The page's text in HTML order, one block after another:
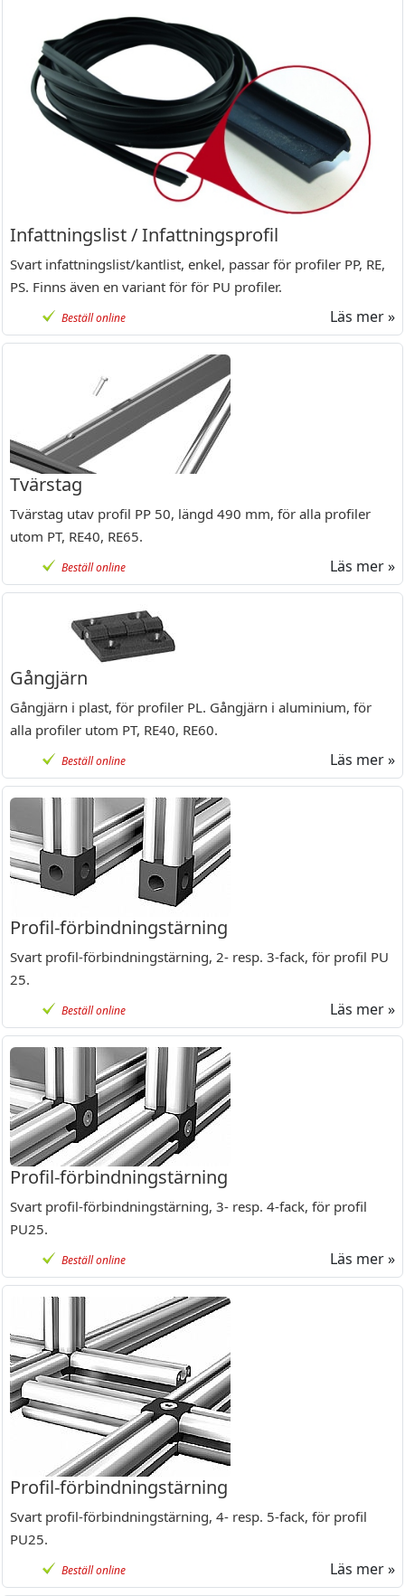
Infattningslist / Infattningsprofil
Svart infattningslist/kantlist, enkel, passar för profiler PP, RE,
PS. Finns även en variant för för PU profiler.
Beställ online Läs mer »
Tvärstag
Tvärstag utav profil PP 50, längd 490 mm, för alla profiler
utom PT, RE40, RE65.
Beställ online Läs mer »
Gångjärn
Gångjärn i plast, för profiler PL. Gångjärn i aluminium, för
alla profiler utom PT, RE40, RE60.
Beställ online Läs mer »
Profil-förbindningstärning
Svart profil-förbindningstärning, 2- resp. 3-fack, för profil PU
25.
Beställ online Läs mer »
Profil-förbindningstärning
Svart profil-förbindningstärning, 3- resp. 4-fack, för profil
PU25.
Beställ online Läs mer »
Profil-förbindningstärning
Svart profil-förbindningstärning, 4- resp. 5-fack, för profil
PU25.
Beställ online Läs mer »